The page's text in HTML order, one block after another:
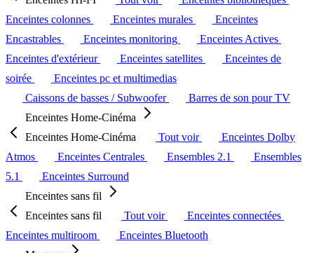
Enceintes colonnes
Enceintes murales
Enceintes
Encastrables
Enceintes monitoring
Enceintes Actives
Enceintes d'extérieur
Enceintes satellites
Enceintes de
soirée
Enceintes pc et multimedias
Caissons de basses / Subwoofer
Barres de son pour TV
Enceintes Home-Cinéma
Enceintes Home-Cinéma
Tout voir
Enceintes Dolby
Atmos
Enceintes Centrales Ensembles 2.1
Ensembles
5.1
Enceintes Surround
Enceintes sans fil
Enceintes sans fil
Tout voir
Enceintes connectées
Enceintes multiroom
Enceintes Bluetooth